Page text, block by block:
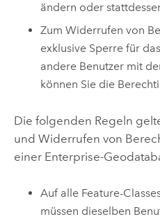
ändern oder
Zum Widerrufen von
exklusive Sperre für
andere Benutzer mit
können Sie die
Die folgenden Regeln
und Widerrufen von
einer Enterprise-
Auf alle Feature-
müssen dieselben